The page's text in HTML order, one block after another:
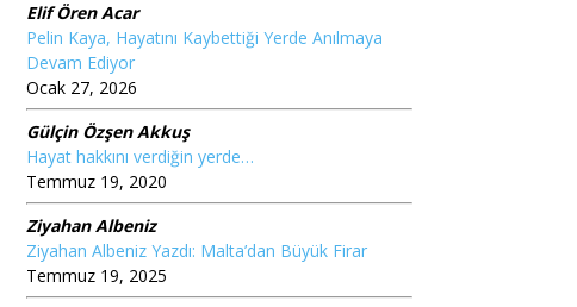
Elif Ören Acar
Pelin Kaya, Hayatını Kaybettiği Yerde Anılmaya
Devam Ediyor
Ocak 27, 2026
Gülçin Özşen Akkuş
Hayat hakkını verdiğin yerde…
Temmuz 19, 2020
Ziyahan Albeniz
Ziyahan Albeniz Yazdı: Malta’dan Büyük Firar
Temmuz 19, 2025